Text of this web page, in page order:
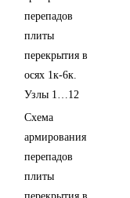
перепадов
плиты
перекрытия в
осях 1к-6к.
Узлы 1…12
Схема
армирования
перепадов
плиты